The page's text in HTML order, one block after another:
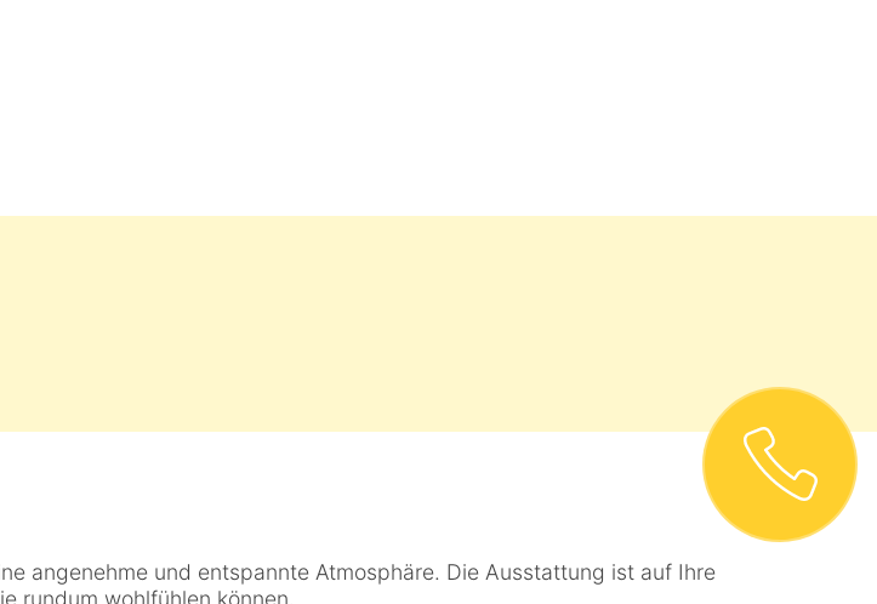
angenehme und entspannte Atmosphäre. Die Ausstattung ist auf Ihre
rundum wohlfühlen können.